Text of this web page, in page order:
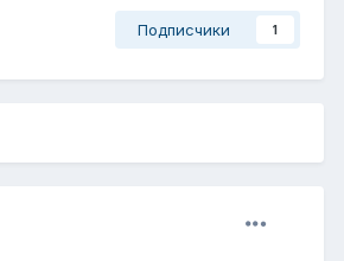
Подписчики 1